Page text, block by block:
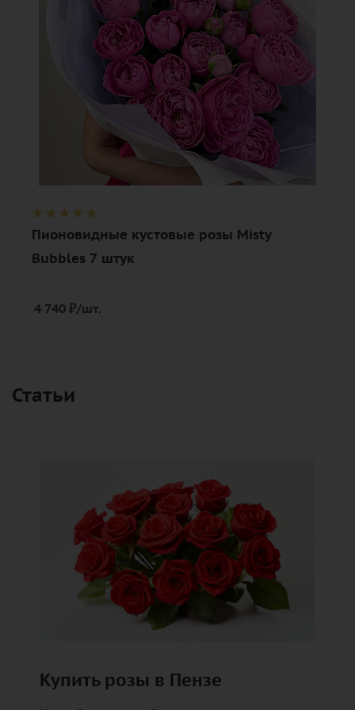
роза пионовидная, лента,
дизайнерская упаковка
Пионовидные кустовые розы Misty
Bubbles 7 штук
4 740 ₽/шт.
Статьи
Купить розы в Пензе